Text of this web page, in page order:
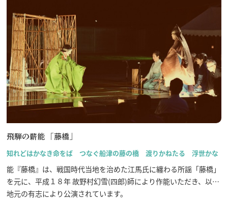
飛騨の薪能 「藤橋」
知れどはかなき命をば つなぐ船津の藤の橋 渡りかねたる 浮世かな
能『藤橋』は、戦国時代当地を治めた江馬氏に纏わる所謡「藤橋」
を元に、平成１８年 故野村幻雪(四郎)師により作能いただき、以来
地元の有志により公演されています。